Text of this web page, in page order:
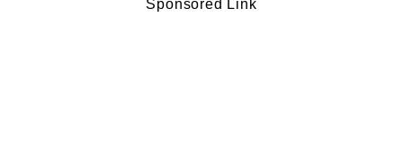
Sponsored Link